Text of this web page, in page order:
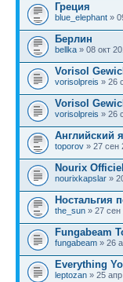
Греция
blue_elephant »
Берлин
bellka » 08 окт
Vorisol
vorisolpreis » 26
Vorisol
vorisolpreis » 26
Английский
toporov » 27 сен
Nourix
nourixkapslar »
Ностальгия
the_sun » 27 сен
Fungabeam
fungabeam » 26
Everything
leptozan » 25